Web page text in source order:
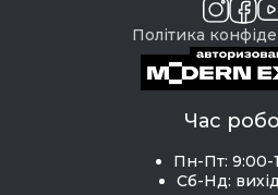
Політика
Час
Пн-Пт: 9:00-
Сб-Нд: